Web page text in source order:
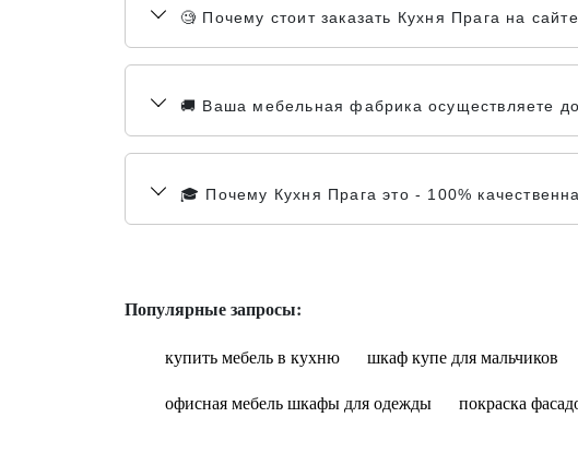
🧐 Почему стоит заказать Кухня Прага на
🚚 Ваша мебельная фабрика осуществляете
🎓 Почему Кухня Прага это - 100%
Популярные запросы:
купить мебель в кухню шкаф купе для мальчиков
офисная мебель шкафы для одежды
покраска